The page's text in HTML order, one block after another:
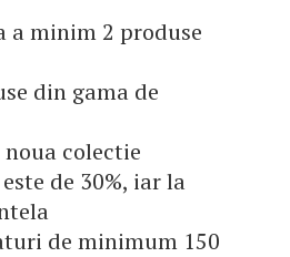
a minim 2 produse
din gama de
colectie
de 30%, iar la
de minimum 150